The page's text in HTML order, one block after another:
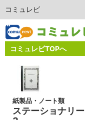
コミュレビ
コミュレビTOPへ
紙製品・ノート類
ステーショナリ